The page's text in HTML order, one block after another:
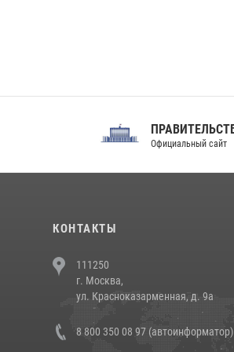
ПРАВИТЕЛЬСТВО РФ
Официальный сайт
КОНТАКТЫ
111250
г. Москва,
ул. Красноказарменная, д. 9а
8 800 350 08 97 (автоинформатор)